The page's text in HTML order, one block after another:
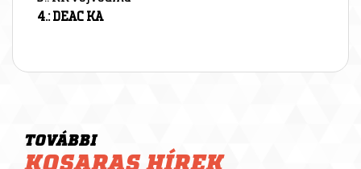
4.: DEAC KA
TOVÁBBI